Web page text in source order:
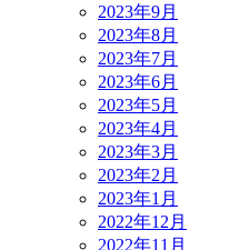
2023年9月
2023年8月
2023年7月
2023年6月
2023年5月
2023年4月
2023年3月
2023年2月
2023年1月
2022年12月
2022年11月